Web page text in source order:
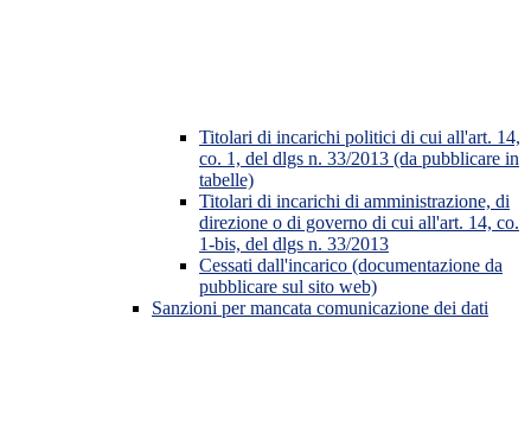
Titolari di incarichi politici di cui all'art. 14,
co. 1, del dlgs n. 33/2013 (da pubblicare in
tabelle)
Titolari di incarichi di amministrazione, di
direzione o di governo di cui all'art. 14, co.
1-bis, del dlgs n. 33/2013
Cessati dall'incarico (documentazione da
pubblicare sul sito web)
Sanzioni per mancata comunicazione dei dati